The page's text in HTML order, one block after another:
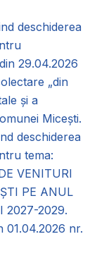
deschiderea
29.04.2026
„din
și a
Micești.
deschiderea
tema:
VENITURI
PE ANUL
2027-2029.
01.04.2026 nr.